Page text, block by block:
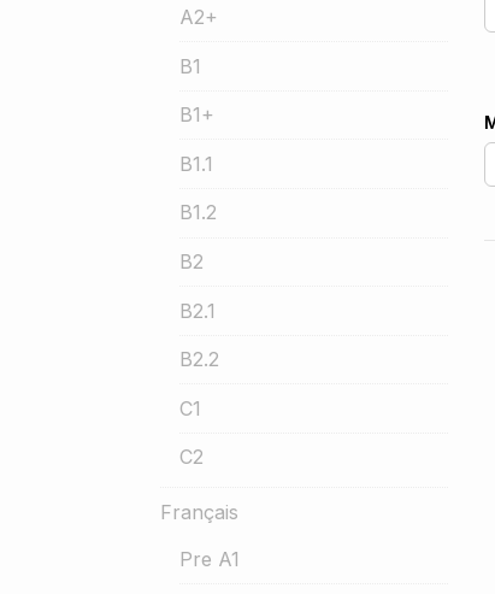
A2+
B1
B1+
B1.1
B1.2
B2
B2.1
B2.2
C1
C2
Français
Pre A1